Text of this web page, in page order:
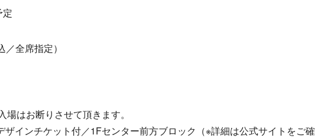
定
／全席指定）
はお断りさせて頂きます。
ザインチケット付／1Fセンター前方ブロック（※詳細は公式サイトをご確